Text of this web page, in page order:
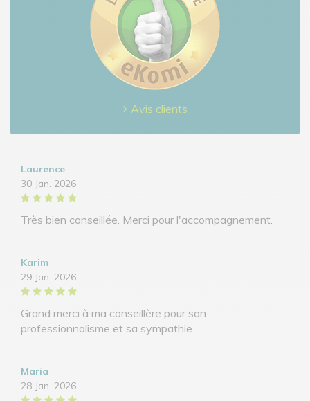
Avis clients
Laurence
30 Jan. 2026
Très bien conseillée. Merci pour l'accompagnement.
Karim
29 Jan. 2026
Grand merci à ma conseillère pour son
professionnalisme et sa sympathie.
Maria
28 Jan. 2026